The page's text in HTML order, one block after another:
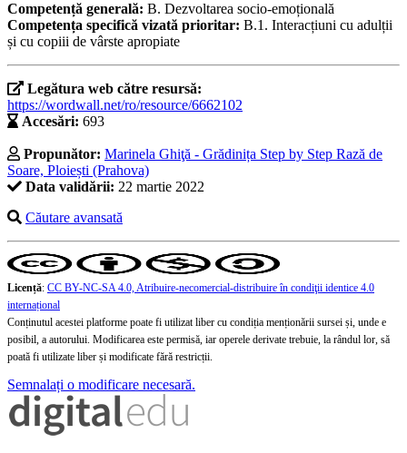
Competență generală: B. Dezvoltarea socio-emoțională
Competența specifică vizată prioritar: B.1. Interacțiuni cu adulții
și cu copiii de vârste apropiate
Legătura web către resursă:
https://wordwall.net/ro/resource/6662102
Accesări: 693
Propunător: Marinela Ghiţă - Grădinița Step by Step Rază de
Soare, Ploiești (Prahova)
Data validării: 22 martie 2022
Căutare avansată
Licență: CC BY-NC-SA 4.0, Atribuire-necomercial-distribuire în condiţii identice 4.0
internațional
Conținutul acestei platforme poate fi utilizat liber cu condiția menționării sursei și, unde e
posibil, a autorului. Modificarea este permisă, iar operele derivate trebuie, la rândul lor, să
poată fi utilizate liber și modificate fără restricții.
Semnalați o modificare necesară.